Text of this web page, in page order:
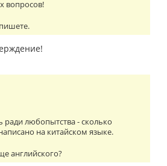
вопросов!
ради любопытства - сколько
на китайском языке.
английского?